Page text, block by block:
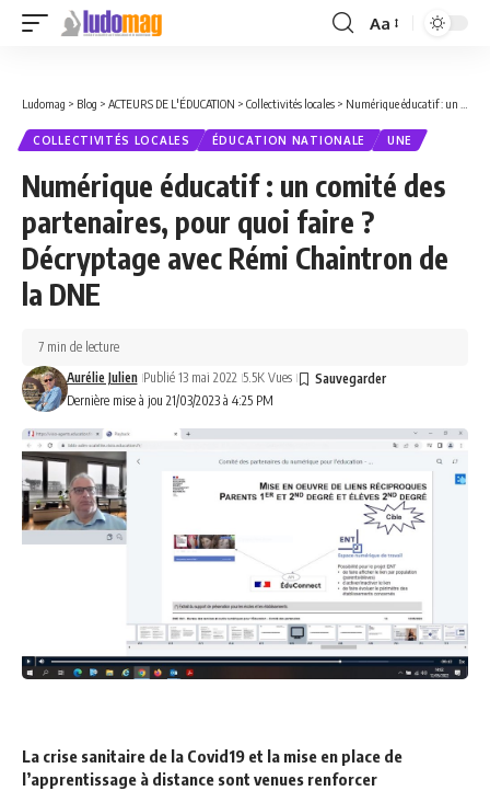
Font
Aa
Ludomag > Blog > ACTEURS DE L'ÉDUCATION > Collectivités locales > Numérique éducatif : un comité des partenaires, pour quoi faire ? Décryptage avec Rémi Chaintron de la DNE
COLLECTIVITÉS LOCALES ÉDUCATION NATIONALE UNE
Numérique éducatif : un comité des
partenaires, pour quoi faire ?
Décryptage avec Rémi Chaintron de
la DNE
Dernière mise à jou 21/03/2023 à 4:25 PM
Aurélie Julien Publié 13 mai 2022 5.5K Vues
7 min de lecture
La crise sanitaire de la Covid19 et la mise en place de
l’apprentissage à distance sont venues renforcer